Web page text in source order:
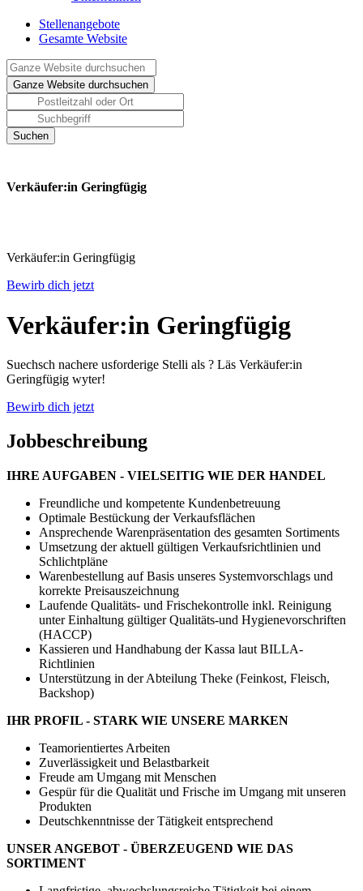
Stellenangebote
Gesamte Website
Verkäufer:in Geringfügig
Verkäufer:in Geringfügig
Bewirb dich jetzt
Verkäufer:in Geringfügig
Suechsch nachere usforderige Stelli als ? Läs Verkäufer:in
Geringfügig wyter!
Bewirb dich jetzt
Jobbeschreibung
IHRE AUFGABEN - VIELSEITIG WIE DER HANDEL
Freundliche und kompetente Kundenbetreuung
Optimale Bestückung der Verkaufsflächen
Ansprechende Warenpräsentation des gesamten Sortiments
Umsetzung der aktuell gültigen Verkaufsrichtlinien und
Schlichtpläne
Warenbestellung auf Basis unseres Systemvorschlags und
korrekte Preisauszeichnung
Laufende Qualitäts- und Frischekontrolle inkl. Reinigung
unter Einhaltung gültiger Qualitäts-und Hygienevorschriften
(HACCP)
Kassieren und Handhabung der Kassa laut BILLA-
Richtlinien
Unterstützung in der Abteilung Theke (Feinkost, Fleisch,
Backshop)
IHR PROFIL - STARK WIE UNSERE MARKEN
Teamorientiertes Arbeiten
Zuverlässigkeit und Belastbarkeit
Freude am Umgang mit Menschen
Gespür für die Qualität und Frische im Umgang mit unseren
Produkten
Deutschkenntnisse der Tätigkeit entsprechend
UNSER ANGEBOT - ÜBERZEUGEND WIE DAS
SORTIMENT